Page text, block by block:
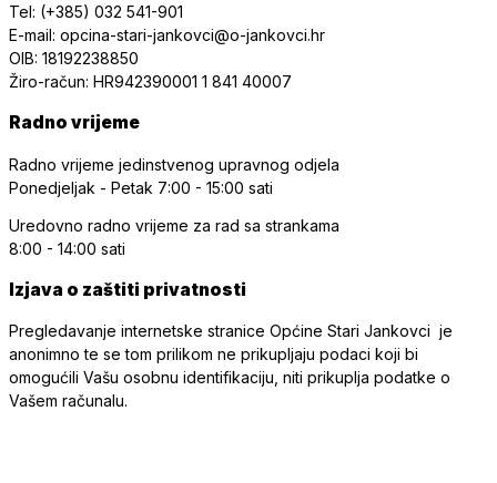
Tel: (+385) 032 541-901
E-mail: opcina-stari-jankovci@o-jankovci.hr
OIB: 18192238850
Žiro-račun: HR942390001 1 841 40007
Radno vrijeme
Radno vrijeme jedinstvenog upravnog odjela
Ponedjeljak - Petak 7:00 - 15:00 sati
Uredovno radno vrijeme za rad sa strankama
8:00 - 14:00 sati
Izjava o zaštiti privatnosti
Pregledavanje internetske stranice Općine Stari Jankovci je
anonimno te se tom prilikom ne prikupljaju podaci koji bi
omogućili Vašu osobnu identifikaciju, niti prikuplja podatke o
Vašem računalu.